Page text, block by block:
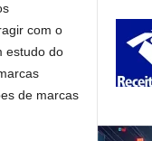
com o
estudo do
de marcas